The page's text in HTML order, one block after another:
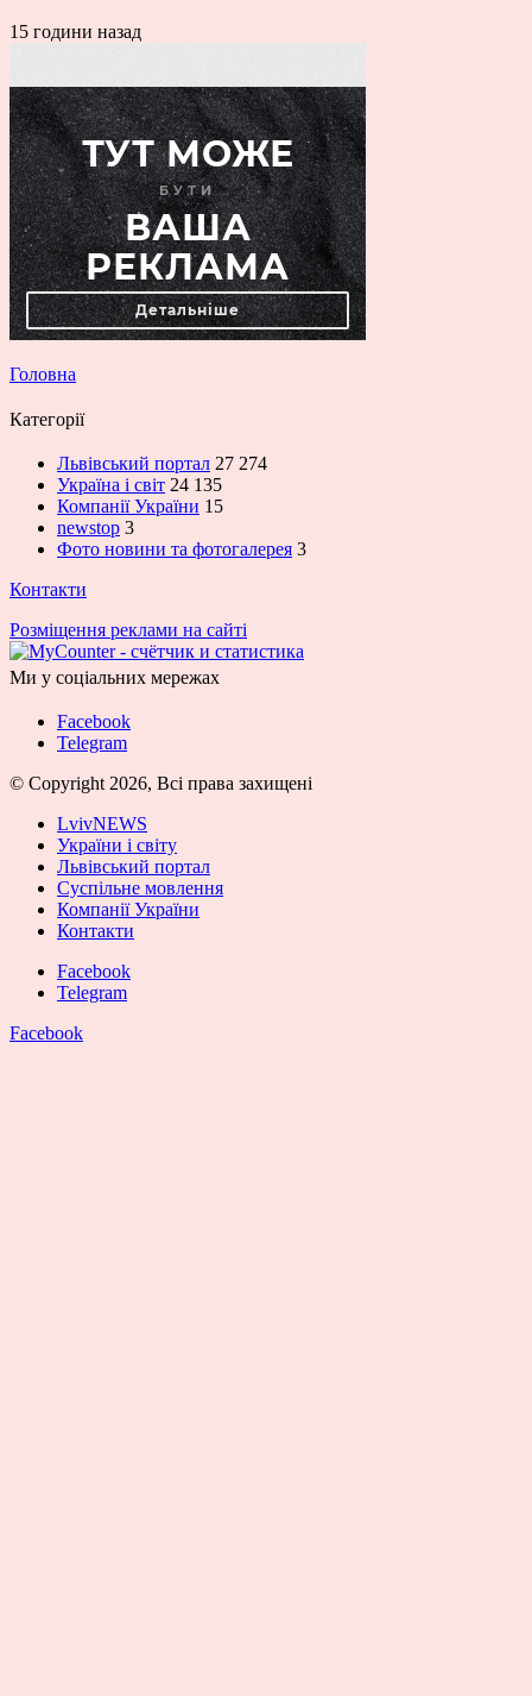
15 години назад
Головна
Категорії
Львівський портал 27 274
Україна і світ 24 135
Компанії України 15
newstop 3
Фото новини та фотогалерея 3
Контакти
Розміщення реклами на сайті
Ми у соціальних мережах
Facebook
Telegram
© Copyright 2026, Всі права захищені
LvivNEWS
України і світу
Львівський портал
Суспільне мовлення
Компанії України
Контакти
Facebook
Telegram
Facebook